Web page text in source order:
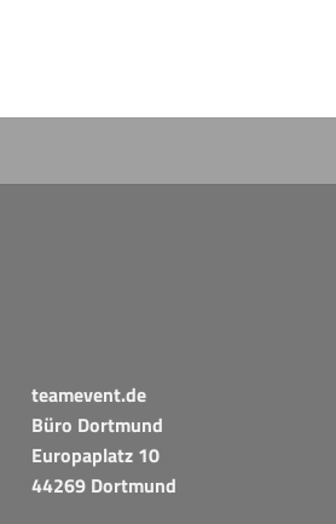
teamevent.de
Büro Dortmund
Europaplatz 10
44269 Dortmund